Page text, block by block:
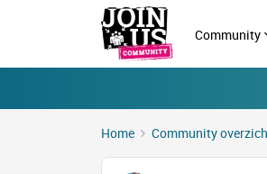
Community
Home Community